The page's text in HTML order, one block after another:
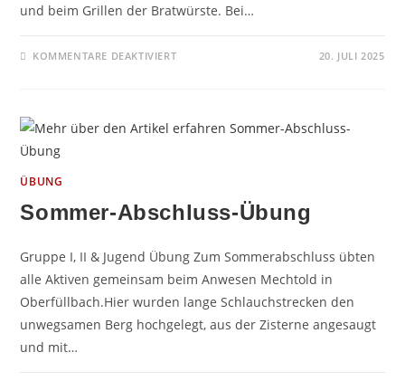
und beim Grillen der Bratwürste. Bei…
KOMMENTARE DEAKTIVIERTFÜR 20. JULI 2025
ÜBUNG
Sommer-Abschluss-Übung
Gruppe I, II & Jugend Übung Zum Sommerabschluss übten
alle Aktiven gemeinsam beim Anwesen Mechtold in
Oberfüllbach.Hier wurden lange Schlauchstrecken den
unwegsamen Berg hochgelegt, aus der Zisterne angesaugt
und mit…